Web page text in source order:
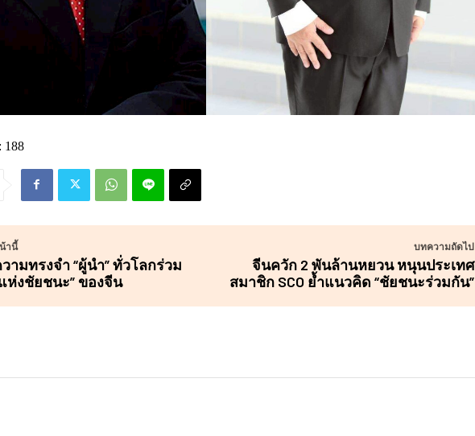
188
านี้
ามทรงจำ “ผู้นำ” ทั่วโลกร่วม
ห่งชัยชนะ” ของจีน
บทความถัดไป
จีนควัก 2 พันล้านหยวน หนุนประเทศ
สมาชิก SCO ย้ำแนวคิด “ชัยชนะร่วมกัน”